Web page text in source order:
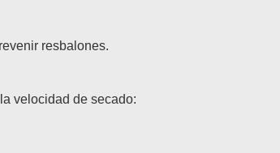
resbalones.
velocidad de secado: